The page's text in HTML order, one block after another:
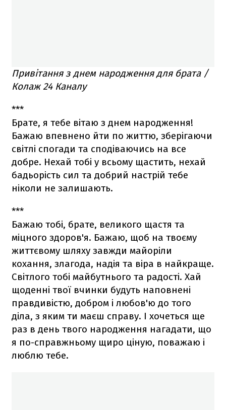
Привітання з днем народження для брата /
Колаж 24 Каналу
***
Брате, я тебе вітаю з днем народження!
Бажаю впевнено йти по життю, зберігаючи
світлі спогади та сподіваючись на все
добре. Нехай тобі у всьому щастить, нехай
бадьорість сил та добрий настрій тебе
ніколи не залишають.
***
Бажаю тобі, брате, великого щастя та
міцного здоров'я. Бажаю, щоб на твоєму
життєвому шляху завжди майоріли
кохання, злагода, надія та віра в найкраще.
Світлого тобі майбутнього та радості. Хай
щоденні твої вчинки будуть наповнені
правдивістю, добром і любов'ю до того
діла, з яким ти маєш справу. І хочеться ще
раз в день твого народження нагадати, що
я по-справжньому щиро ціную, поважаю і
люблю тебе.